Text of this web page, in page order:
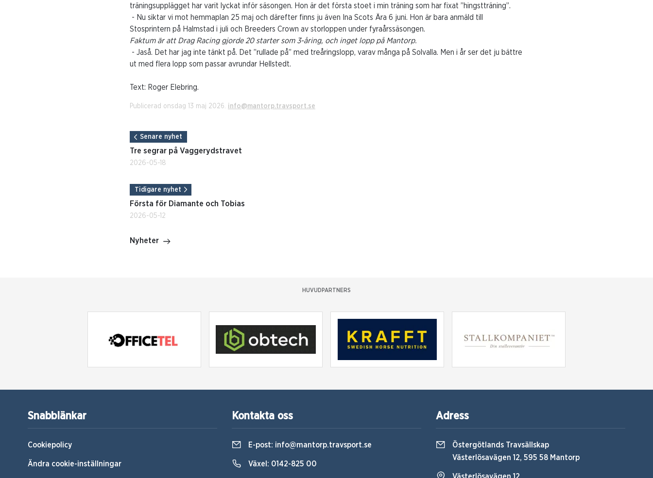
träningsupplägget har varit lyckat inför säsongen. Hon är det första stoet i min träning som har fixat ”hingstträning”.
- Nu siktar vi mot hemmaplan 25 maj och därefter finns ju även Ina Scots Ära 6 juni. Hon är bara anmäld till
Stosprintern på Halmstad i juli och Breeders Crown av storloppen under fyraårssäsongen.
Faktum är att Drag Racing gjorde 20 starter som 3-åring, och inget lopp på Mantorp.
- Jaså. Det har jag inte tänkt på. Det ”rullade på” med treåringslopp, varav många på Solvalla. Men i år ser det ju bättre
ut med flera lopp som passar avrundar Hellstedt.
Text: Roger Elebring.
Publicerad onsdag 13 maj 2026. info@mantorp.travsport.se
Senare nyhet
Tre segrar på Vaggerydstravet
2026-05-18
Tidigare nyhet
Första för Diamante och Tobias
2026-05-12
Nyheter
HUVUDPARTNERS
Snabblänkar
Cookiepolicy
Ändra cookie-inställningar
Kontakta oss
E-post: info@mantorp.travsport.se
Växel: 0142-825 00
Adress
Östergötlands Travsällskap
Västerlösavägen 12, 595 58 Mantorp